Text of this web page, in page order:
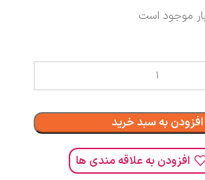
افزودن به سبد خرید
افزودن به علاقه مندی ها